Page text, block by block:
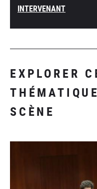
INTERVENANT
EXPLORER
SCÈNE